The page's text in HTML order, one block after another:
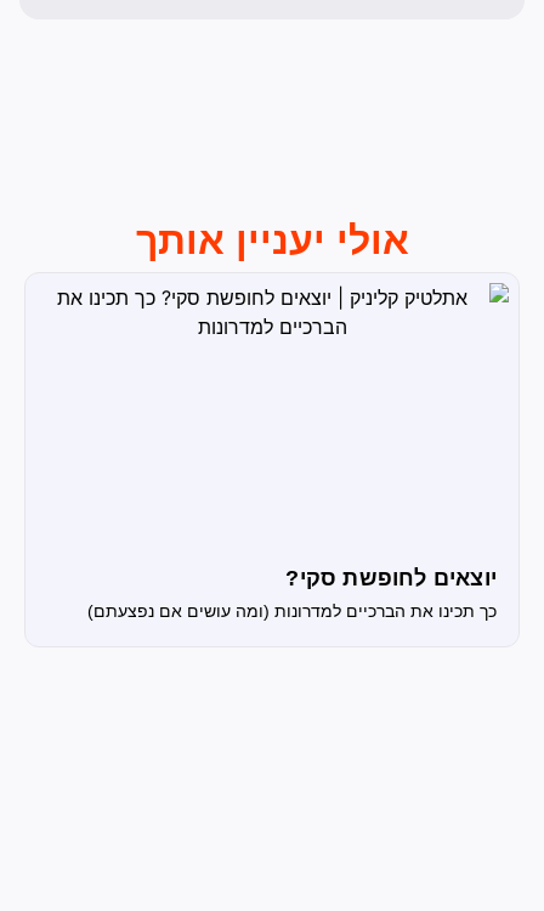
אולי יעניין אותך
יוצאים לחופשת סקי?
כך תכינו את הברכיים למדרונות (ומה עושים אם נפצעתם)